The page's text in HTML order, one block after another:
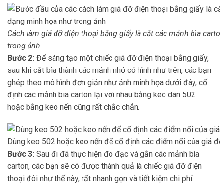
Cách làm giá đỡ điện thoại bằng giấy là cắt các mảnh bìa
trong ảnh
Bước 2: Để sáng tạo một chiếc giá đỡ điện thoại bằng giấy,
sau khi cắt bìa thành các mảnh nhỏ có hình như trên, các bạn
ghép theo mô hình đơn giản như ảnh minh họa dưới đây, cố
định các mảnh bìa carton lại với nhau bằng keo dán 502
hoặc bằng keo nến cũng rất chắc chắn.
Dùng keo 502 hoặc keo nến để cố định các điểm nối của giá
Bước 3: Sau đi đã thực hiện đo đạc và gắn các mảnh bìa
carton, các bạn sẽ có được thành quả là chiếc giá đỡ điện
thoại đôi như thế này, rất nhanh gọn và tiết kiệm chi phí.